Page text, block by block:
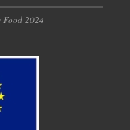
Food 2024